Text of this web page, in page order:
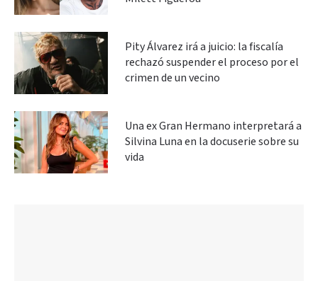
Pity Álvarez irá a juicio: la fiscalía
rechazó suspender el proceso por el
crimen de un vecino
Una ex Gran Hermano interpretará a
Silvina Luna en la docuserie sobre su
vida